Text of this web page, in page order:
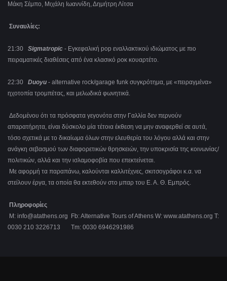
Μάκη Σέμπο, Μιχάλη Ιωαννίδη, Δημήτρη Λίτσα
Συναυλίες:
21:30 Sigmatropic - Εγκεφαλική pop εναλλακτικού ιδιώματος με πιο
πειραματικές διαθέσεις από ένα κλασικό ροκ κουαρτέτο.
22:30 Duoyu - alternative rock/garage funk συγκρότημα, με «πειραγμένα»
ηχοτοπία τρομπέτας, και μελωδικά φωνητικά.
Δεδομένου ότι τα πρόσφατα γεγονότα στην Γαλλία δεν περνούν
απαρατήρητα, είναι δύσκολο μία τέτοια έκθεση να μην αναφερθεί σε αυτά,
τόσο σχετικά με το δικαίωμα όλων στην ελευθερία του λόγου αλλά και στην
ανάγκη σεβασμού των διαφορετικών θρησκειών, την υποκρισία της κοινωνίας/
πολιτικών, αλλά και την ισλαμοφοβία που επεκτείνεται.
Με αφορμή τα παραπάνω, καλούνται καλλιτέχνες, σκιτσογράφοι κ.α. να
στείλουν έργα, τα οποία θα εκτεθούν στο μπαρ του Ε. Α. Θ. Εμπρός.
Πληροφορίες
M: info@atathens.org Fb: Alternative Tours of Athens W: www.atathens.org T:
0030 210 3226713 Tm: 0030 6946291986